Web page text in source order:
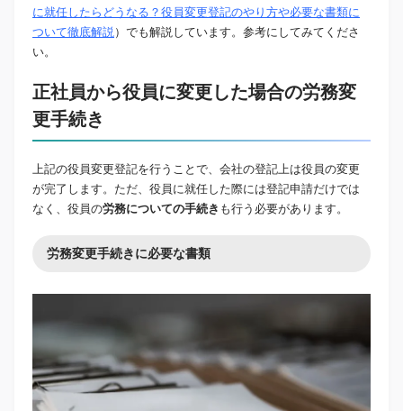
に就任したらどうなる？役員変更登記のやり方や必要な書類に
ついて徹底解説 ）でも解説しています。参考にしてみてくださ
い。
正社員から役員に変更した場合の労務変
更手続き
上記の役員変更登記を行うことで、会社の登記上は役員の変更
が完了します。ただ、役員に就任した際には登記申請だけでは
なく、役員の労務についての手続き も行う必要があります。
労務変更手続きに必要な書類